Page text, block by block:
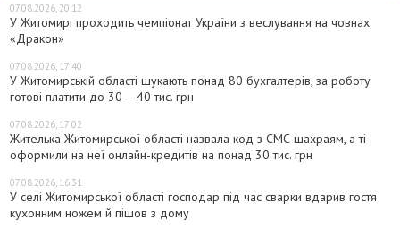
07.08.2026, 20:12
У Житомирі проходить чемпіонат України з веслування на човнах
«Дракон»
07.08.2026, 17:40
У Житомирській області шукають понад 80 бухгалтерів, за роботу
готові платити до 30 – 40 тис. грн
07.08.2026, 17:02
Жителька Житомирської області назвала код з СМС шахраям, а ті
оформили на неї онлайн-кредитів на понад 30 тис. грн
07.08.2026, 16:31
У селі Житомирської області господар під час сварки вдарив гостя
кухонним ножем й пішов з дому